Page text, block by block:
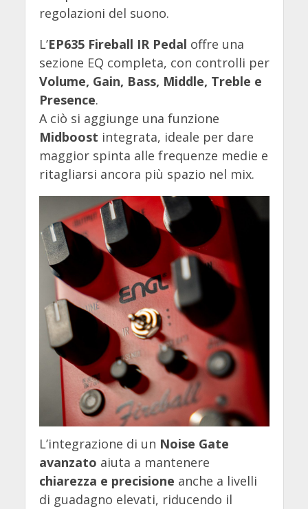
regolazioni del suono.
L’EP635 Fireball IR Pedal offre una
sezione EQ completa, con controlli per
Volume, Gain, Bass, Middle, Treble e
Presence.
A ciò si aggiunge una funzione
Midboost integrata, ideale per dare
maggior spinta alle frequenze medie e
ritagliarsi ancora più spazio nel mix.
L’integrazione di un Noise Gate
avanzato aiuta a mantenere
chiarezza e precisione anche a livelli
di guadagno elevati, riducendo il